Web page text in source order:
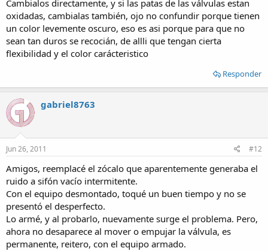
Cambialos directamente, y si las patas de las válvulas estan
oxidadas, cambialas también, ojo no confundir porque tienen
un color levemente oscuro, eso es asi porque para que no
sean tan duros se recocián, de allli que tengan cierta
flexibilidad y el color carácteristico
Responder
gabriel8763
Jun 26, 2011 #12
Amigos, reemplacé el zócalo que aparentemente generaba el
ruido a sifón vacío intermitente.
Con el equipo desmontado, toqué un buen tiempo y no se
presentó el desperfecto.
Lo armé, y al probarlo, nuevamente surge el problema. Pero,
ahora no desaparece al mover o empujar la válvula, es
permanente, reitero, con el equipo armado.